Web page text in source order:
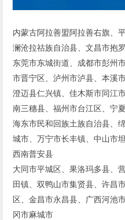
内蒙古阿拉善盟阿拉善右旗、
澜沧拉祜族自治县、文昌市抱
东莞市东城街道、成都市彭州
市晋宁区、泸州市泸县、本溪
澄迈县仁兴镇、佳木斯市同江
南三穗县、福州市台江区、宁
海东市民和回族土族自治县、
城市、万宁市长丰镇、中山市
西南普安县
大同市平城区、果洛玛多县、
田镇、双鸭山市集贤县、许昌
区、金昌市永昌县、广西河池
冈市麻城市